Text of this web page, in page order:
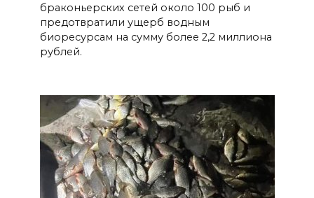
браконьерских сетей около 100 рыб и
предотвратили ущерб водным
биоресурсам на сумму более 2,2 миллиона
рублей.